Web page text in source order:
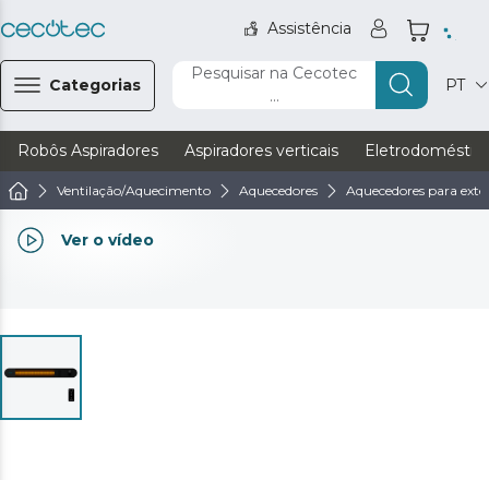
Assistência
Categorias
Pesquisar na Cecotec
...
PT
Robôs Aspiradores Aspiradores verticais
Ventilação/Aquecimento Aquecedores Aquecedores para
Ver o vídeo